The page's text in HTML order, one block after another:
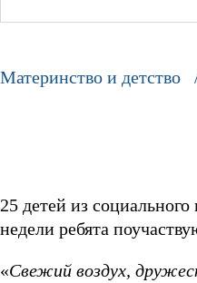
Материнство и детство
25 детей из
недели ребята
«Свежий воздух,